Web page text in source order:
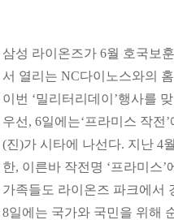
삼성 라이온즈가 6월 호국보
서 열리는 NC다이노스와의
이번 ‘밀리터리데이’행사를
우선, 6일에는‘프라미스 작전
(진)가 시타에 나선다. 지난 4
한, 이른바 작전명 ‘프라미스
가족들도 라이온즈 파크에서
8일에는 국가와 국민을 위해